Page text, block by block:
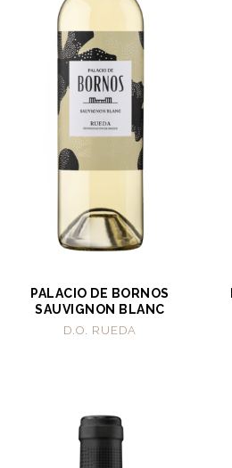
PALACIO DE BORNOS
SAUVIGNON BLANC
D.O. RUEDA